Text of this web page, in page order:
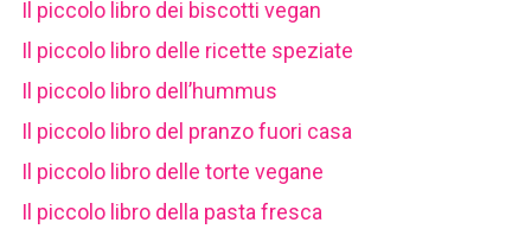
Il piccolo libro dei biscotti vegan
Il piccolo libro delle ricette speziate
Il piccolo libro dell’hummus
Il piccolo libro del pranzo fuori casa
​Il piccolo libro delle torte vegane
Il piccolo libro della pasta fresca